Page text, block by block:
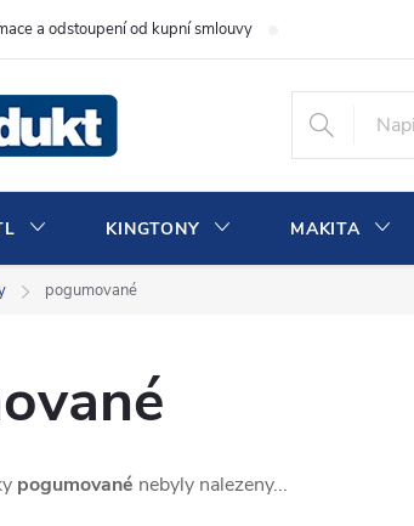
a odstoupení od kupní smlouvy
KINGTONY MAKITA
pogumované
pogumované nebyly nalezeny...